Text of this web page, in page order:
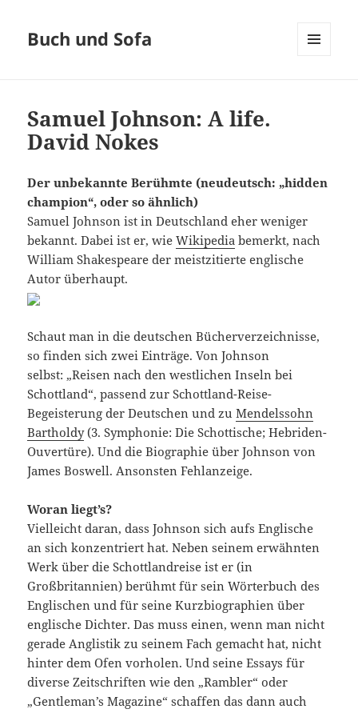
Buch und Sofa
Samuel Johnson: A life.
David Nokes
Der unbekannte Berühmte (neudeutsch: „hidden
champion“, oder so ähnlich)
Samuel Johnson ist in Deutschland eher weniger
bekannt. Dabei ist er, wieWikipedia bemerkt, nach
William Shakespeare der meistzitierte englische
Autor überhaupt.
Schaut man in die deutschen Bücherverzeichnisse,
so finden sich zwei Einträge. Von Johnson
selbst: „Reisen nach den westlichen Inseln bei
Schottland“, passend zur Schottland-Reise-
Begeisterung der Deutschen und zuMendelssohn
Bartholdy(3. Symphonie: Die Schottische; Hebriden-
Ouvertüre). Und die Biographie über Johnson von
James Boswell. Ansonsten Fehlanzeige.
Woran liegt’s?
Vielleicht daran, dass Johnson sich aufs Englische
an sich konzentriert hat. Neben seinem erwähnten
Werk über die Schottlandreise ist er (in
Großbritannien) berühmt für sein Wörterbuch des
Englischen und für seine Kurzbiographien über
englische Dichter. Das muss einen, wenn man nicht
gerade Anglistik zu seinem Fach gemacht hat, nicht
hinter dem Ofen vorholen. Und seine Essays für
diverse Zeitschriften wie den „Rambler“ oder
„Gentleman’s Magazine“ schaffen das dann auch